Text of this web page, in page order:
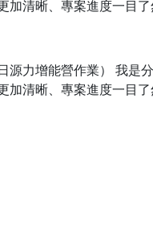
清晰、專案進度一目了
力增能營作業） 我是
清晰、專案進度一目了